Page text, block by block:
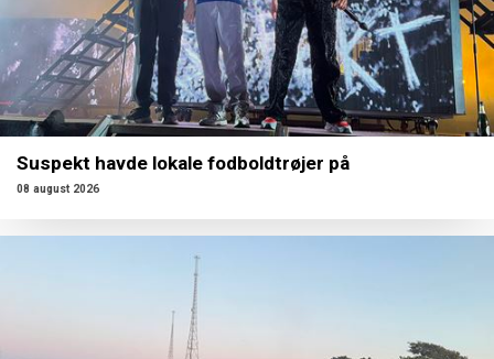
Suspekt havde lokale fodboldtrøjer på
08 august 2026